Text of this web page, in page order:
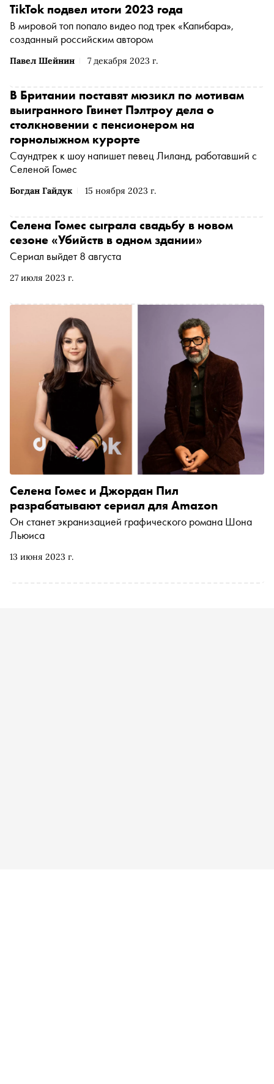
Павел Шейнин 7 декабря 2023 г.
TikTok подвел итоги 2023 года
В мировой топ попало видео под трек «Капибара»,
созданный российским автором
Богдан Гайдук 15 ноября 2023 г.
В Британии поставят мюзикл по мотивам
выигранного Гвинет Пэлтроу дела о
столкновении с пенсионером на
горнолыжном курорте
Саундтрек к шоу напишет певец Лиланд, работавший с
Селеной Гомес
27 июля 2023 г.
Селена Гомес сыграла свадьбу в новом
сезоне «Убийств в одном здании»
Сериал выйдет 8 августа
13 июня 2023 г.
Селена Гомес и Джордан Пил
разрабатывают сериал для Amazon
Он станет экранизацией графического романа Шона
Льюиса